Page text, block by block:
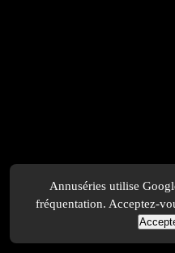
Annuséries utilise
fréquentation. Acceptez-